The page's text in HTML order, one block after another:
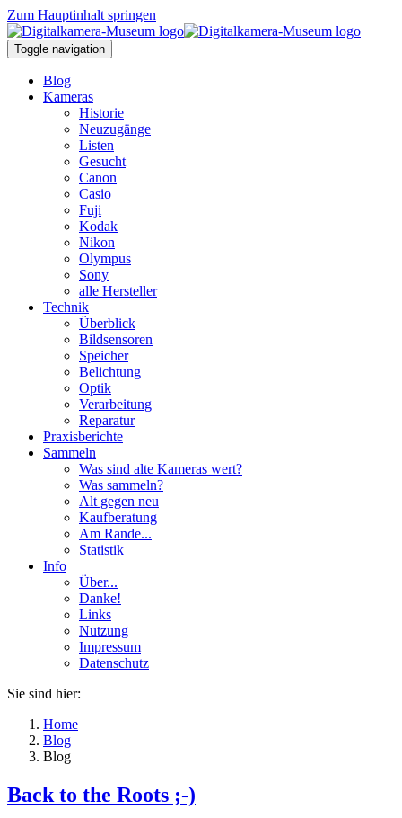
Zum Hauptinhalt springen
Toggle navigation
Blog
Kameras
Historie
Neuzugänge
Listen
Gesucht
Canon
Casio
Fuji
Kodak
Nikon
Olympus
Sony
alle Hersteller
Technik
Überblick
Bildsensoren
Speicher
Belichtung
Optik
Verarbeitung
Reparatur
Praxisberichte
Sammeln
Was sind alte Kameras wert?
Was sammeln?
Alt gegen neu
Kaufberatung
Am Rande...
Statistik
Info
Über...
Danke!
Links
Nutzung
Impressum
Datenschutz
Sie sind hier:
Home
Blog
Blog
Back to the Roots ;-)